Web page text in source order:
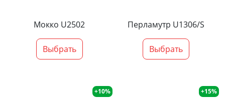
Мокко U2502
Выбрать
Перламутр U1306/S
Выбрать
+10% +15%